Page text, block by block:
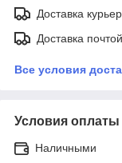
Доставка
Доставка почтой
Все условия
Условия оплаты
Наличными